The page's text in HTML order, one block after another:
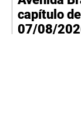
conselheiro.
Kênia reveja
capítulo
07/08/